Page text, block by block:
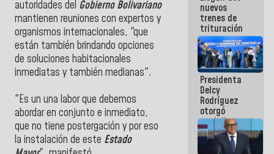
autoridades del Gobierno Bolivariano
mantienen reuniones con expertos y
organismos internacionales, "que
están también brindando opciones
de soluciones habitacionales
inmediatas y también medianas".
"Es un una labor que debemos
abordar en conjunto e inmediato,
que no tiene postergación y por eso
la instalación de este Estado
embarrarla
nuevos
trenes de
trituración
para
optimizar
manejo de
escombros
en La Guaira
Presidenta
Delcy
Rodríguez
otorgó
medalla
"Héroe de
Venezuela"